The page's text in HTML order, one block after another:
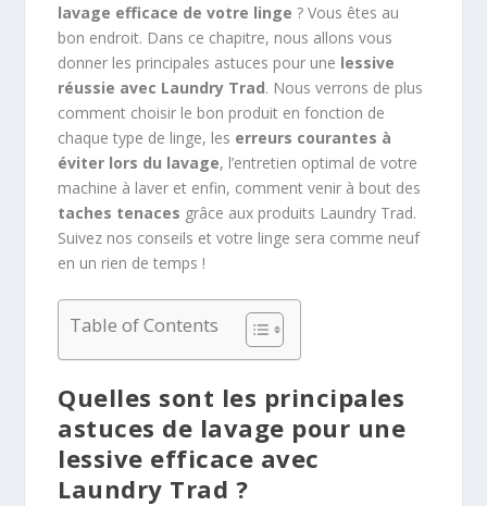
lavage efficace de votre linge ? Vous êtes au
bon endroit. Dans ce chapitre, nous allons vous
donner les principales astuces pour une lessive
réussie avec Laundry Trad. Nous verrons de plus
comment choisir le bon produit en fonction de
chaque type de linge, les erreurs courantes à
éviter lors du lavage, l’entretien optimal de votre
machine à laver et enfin, comment venir à bout des
taches tenaces grâce aux produits Laundry Trad.
Suivez nos conseils et votre linge sera comme neuf
en un rien de temps !
Table of Contents
Quelles sont les principales
astuces de lavage pour une
lessive efficace avec
Laundry Trad ?